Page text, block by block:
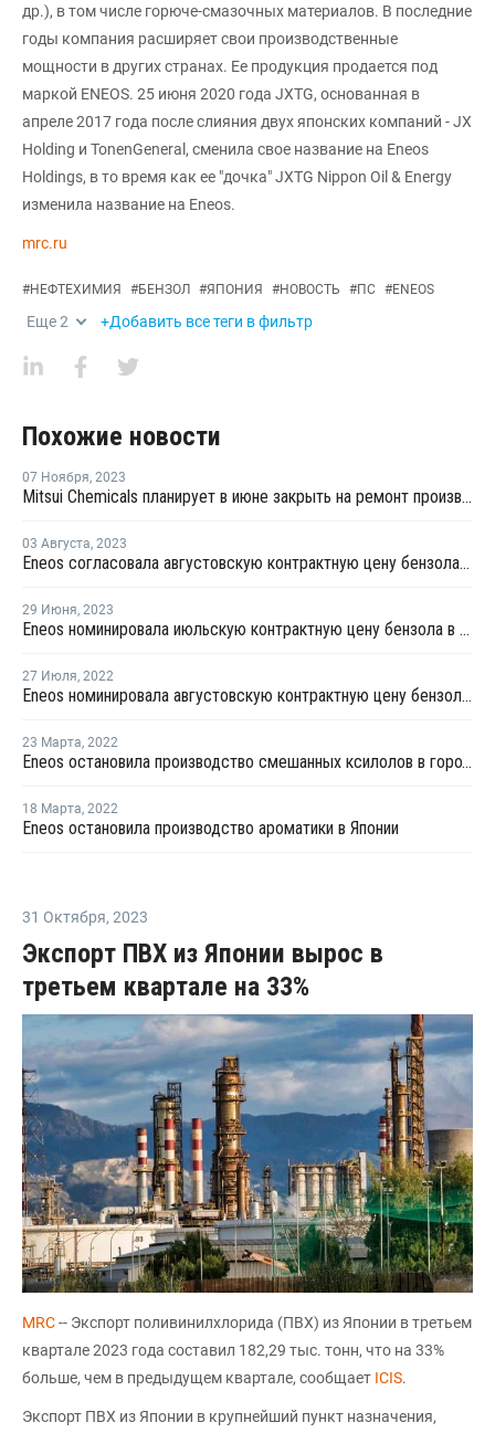
др.), в том числе горюче-смазочных материалов. В последние
годы компания расширяет свои производственные
мощности в других странах. Ее продукция продается под
маркой ENEOS. 25 июня 2020 года JXTG, основанная в
апреле 2017 года после слияния двух японских компаний - JX
Holding и TonenGeneral, сменила свое название на Eneos
Holdings, в то время как ее "дочка" JXTG Nippon Oil & Energy
изменила название на Eneos.
mrc.ru
#НЕФТЕХИМИЯ #БЕНЗОЛ #ЯПОНИЯ #НОВОСТЬ #ПС #ENEOS
Еще2 +Добавить все теги в фильтр
Похожие новости
07 Ноября, 2023
Mitsui Chemicals планирует в июне закрыть на ремонт производство бензола в Тибе
03 Августа, 2023
Eneos согласовала августовскую контрактную цену бензола в Азии
29 Июня, 2023
Eneos номинировала июльскую контрактную цену бензола в Азии
27 Июля, 2022
Eneos номинировала августовскую контрактную цену бензола в Азии на уровне USD1 160 за тонну
23 Марта, 2022
Eneos остановила производство смешанных ксилолов в городе Итихаре
18 Марта, 2022
Eneos остановила производство ароматики в Японии
31 Октября, 2023
Экспорт ПВХ из Японии вырос в
третьем квартале на 33%
MRC-- Экспорт поливинилхлорида (ПВХ) из Японии в третьем
квартале 2023 года составил 182,29 тыс. тонн, что на 33%
больше, чем в предыдущем квартале, сообщает ICIS.
Экспорт ПВХ из Японии в крупнейший пункт назначения,